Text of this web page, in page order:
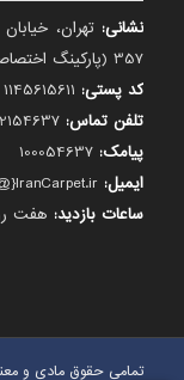
نشانی: تهران،
357 (پارکینگ اختصاصی)
کد پستی:
تلفن تماس:
پیامک:
ایمیل:
ساعات بازدید: هفت روز
تمامی حقوق مادی و